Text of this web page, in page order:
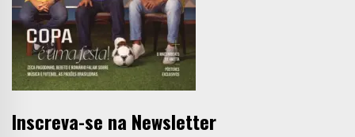
Inscreva-se na Newsletter